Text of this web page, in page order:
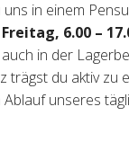
in einem
6.00 –
in der
trägst du aktiv zu
unseres